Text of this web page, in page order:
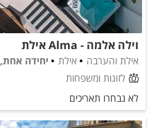
וילה אלמה - Alma אילת
אילת והערבה אילת
יחידה אחת, 5 חדרים
לזוגות ומשפחות
לא נבחרו תאריכים